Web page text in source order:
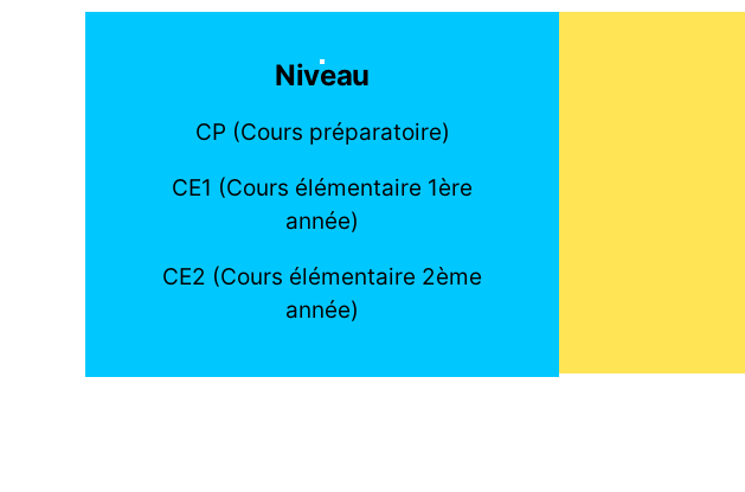
Niveau
CP (Cours préparatoire)
CE1 (Cours élémentaire 1ère
année)
CE2 (Cours élémentaire 2ème
année)